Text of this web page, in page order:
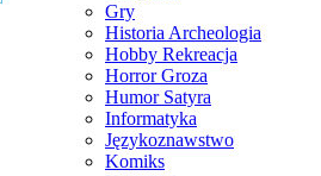
Gry
Historia Archeologia
Hobby Rekreacja
Horror Groza
Humor Satyra
Informatyka
Językoznawstwo
Komiks